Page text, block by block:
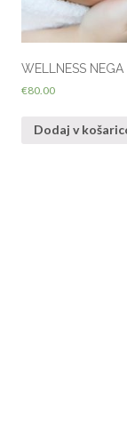
WELLNESS
€80.00
Dodaj v